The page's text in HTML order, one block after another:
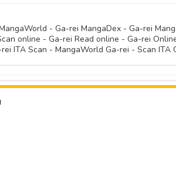
- Ga-rei MangaDex - Ga-rei
online - Ga-rei Read online - Ga-rei
ITA Scan - MangaWorld Ga-rei - Scan ITA